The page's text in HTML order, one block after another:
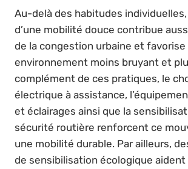
Au-delà des habitudes
d’une mobilité douce contribue
de la congestion urbaine et favorise
environnement moins bruyant et
complément de ces pratiques, le
électrique à assistance,
et éclairages ainsi que la
sécurité routière renforcent ce
une mobilité durable. Par ailleurs,
de sensibilisation écologique